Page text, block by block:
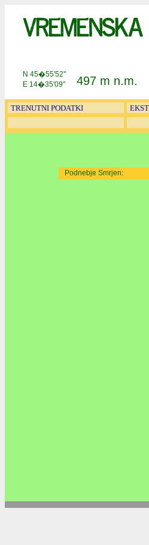
N 45�55'52''
E 14�35'09''
497 m n.m.
TRENUTNI PODATKI
Podnebje Smrjen: